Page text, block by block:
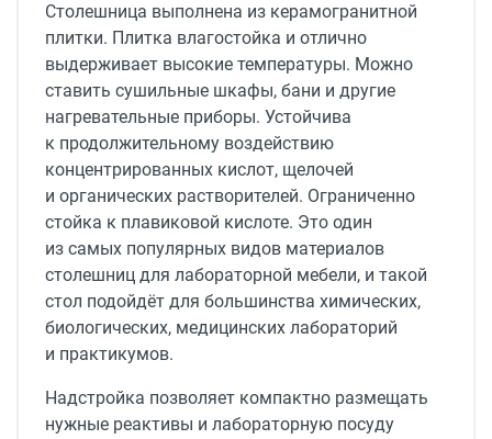
Столешница выполнена из керамогранитной
плитки. Плитка влагостойка и отлично
выдерживает высокие температуры. Можно
ставить сушильные шкафы, бани и другие
нагревательные приборы. Устойчива
к продолжительному воздействию
концентрированных кислот, щелочей
и органических растворителей. Ограниченно
стойка к плавиковой кислоте. Это один
из самых популярных видов материалов
столешниц для лабораторной мебели, и такой
стол подойдёт для большинства химических,
биологических, медицинских лабораторий
и практикумов.
Надстройка позволяет компактно размещать
нужные реактивы и лабораторную посуду